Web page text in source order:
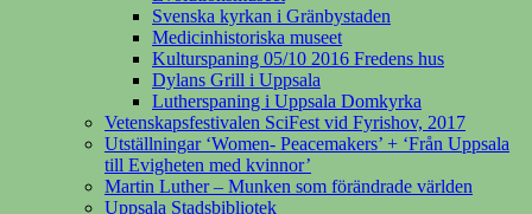
Svenska kyrkan i Gränbystaden
Medicinhistoriska museet
Kulturspaning 05/10 2016 Fredens hus
Dylans Grill i Uppsala
Lutherspaning i Uppsala Domkyrka
Vetenskapsfestivalen SciFest vid Fyrishov, 2017
Utställningar ‘Women- Peacemakers’ + ‘Från Uppsala
till Evigheten med kvinnor’
Martin Luther – Munken som förändrade världen
Uppsala Stadsbibliotek